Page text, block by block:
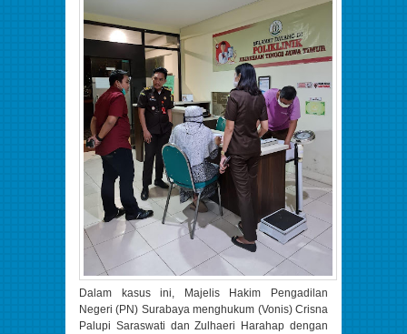
Dalam kasus ini, Majelis Hakim Pengadilan
Negeri (PN) Surabaya menghukum (Vonis) Crisna
Palupi Saraswati dan Zulhaeri Harahap dengan